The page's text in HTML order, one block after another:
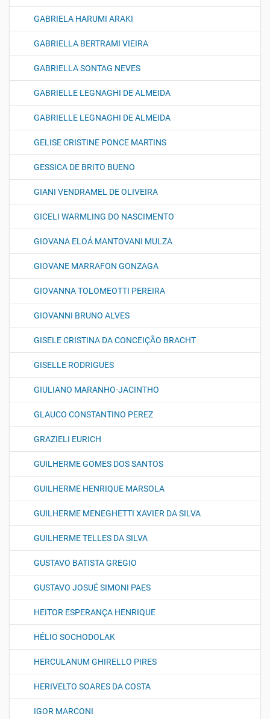
GABRIELA HARUMI ARAKI
GABRIELLA BERTRAMI VIEIRA
GABRIELLA SONTAG NEVES
GABRIELLE LEGNAGHI DE ALMEIDA
GABRIELLE LEGNAGHI DE ALMEIDA
GELISE CRISTINE PONCE MARTINS
GESSICA DE BRITO BUENO
GIANI VENDRAMEL DE OLIVEIRA
GICELI WARMLING DO NASCIMENTO
GIOVANA ELOÁ MANTOVANI MULZA
GIOVANE MARRAFON GONZAGA
GIOVANNA TOLOMEOTTI PEREIRA
GIOVANNI BRUNO ALVES
GISELE CRISTINA DA CONCEIÇÃO BRACHT
GISELLE RODRIGUES
GIULIANO MARANHO-JACINTHO
GLAUCO CONSTANTINO PEREZ
GRAZIELI EURICH
GUILHERME GOMES DOS SANTOS
GUILHERME HENRIQUE MARSOLA
GUILHERME MENEGHETTI XAVIER DA SILVA
GUILHERME TELLES DA SILVA
GUSTAVO BATISTA GREGIO
GUSTAVO JOSUÉ SIMONI PAES
HEITOR ESPERANÇA HENRIQUE
HÉLIO SOCHODOLAK
HERCULANUM GHIRELLO PIRES
HERIVELTO SOARES DA COSTA
IGOR MARCONI